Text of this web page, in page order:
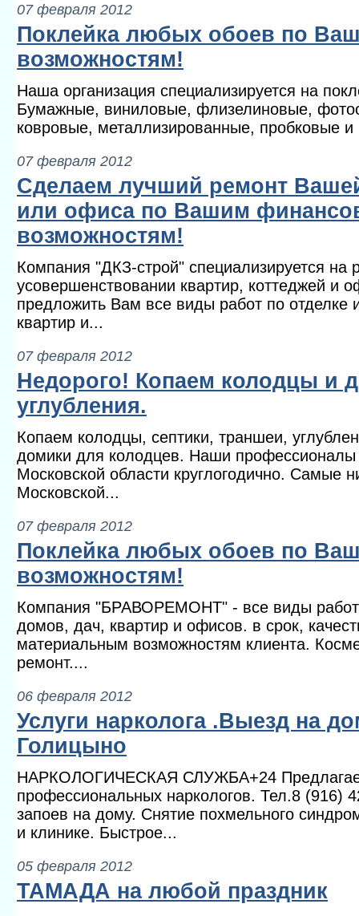
07 февраля 2012
Поклейка любых обоев по
возможностям!
Наша организация специализируется на
Бумажные, виниловые, флизелиновые,
ковровые, металлизированные, пробковые
07 февраля 2012
Сделаем лучший ремонт
или офиса по Вашим
возможностям!
Компания "ДКЗ-строй" специализируется на
усовершенствовании квартир, коттеджей и
предложить Вам все виды работ по отделке
квартир и...
07 февраля 2012
Недорого! Копаем колодцы и
углубления.
Копаем колодцы, септики, траншеи,
домики для колодцев. Наши профессионалы
Московской области круглогодично. Самые
Московской...
07 февраля 2012
Поклейка любых обоев по
возможностям!
Компания "БРАВОРЕМОНТ" - все виды работ
домов, дач, квартир и офисов. в срок,
материальным возможностям клиента.
ремонт....
06 февраля 2012
Услуги нарколога .Выезд на
Голицыно
НАРКОЛОГИЧЕСКАЯ СЛУЖБА+24
профессиональных наркологов. Тел.8 (916)
запоев на дому. Снятие похмельного
и клинике. Быстрое...
05 февраля 2012
ТАМАДА на любой праздник